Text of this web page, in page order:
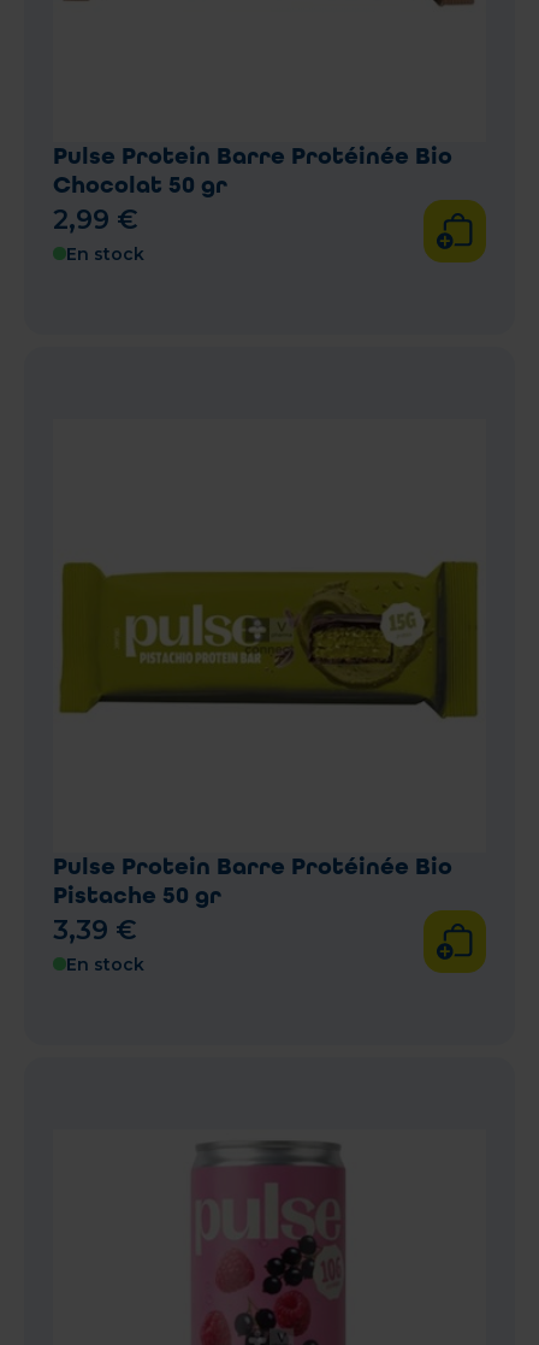
Pulse Protein Barre Protéinée Bio
Chocolat 50 gr
2,99 €
En stock
Pulse Protein Barre Protéinée Bio
Pistache 50 gr
3,39 €
En stock